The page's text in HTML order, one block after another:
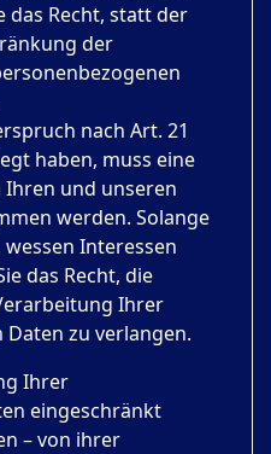
das Recht, statt der
der
nach Art. 21
haben, muss eine
und unseren
werden. Solange
Interessen
das Recht, die
Ihrer
zu verlangen.
Ihrer
eingeschränkt
– von ihrer